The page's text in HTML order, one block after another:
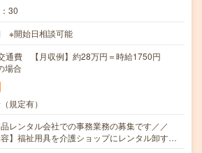
30
※開始日相談可能
通費 【月収例】約28万円＝時給1750円
場合
規定有）
レンタル会社での事務業務の募集です／／
容】福祉用具を介護ショップにレンタル卸す…